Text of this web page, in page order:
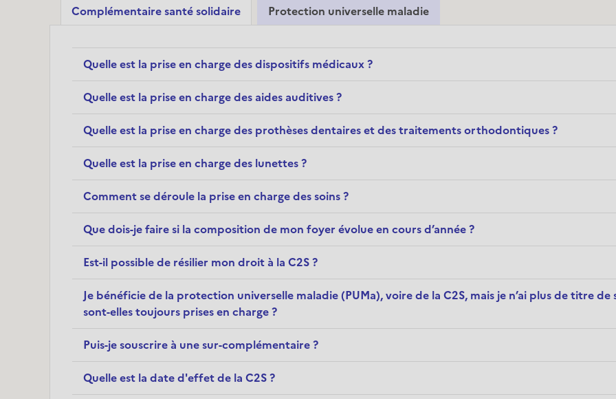
Complémentaire santé solidaire Protection universelle maladie
Quelle est la prise en charge des dispositifs médicaux ?
Quelle est la prise en charge des aides auditives ?
Quelle est la prise en charge des prothèses dentaires et des traitements orthodontiques ?
Quelle est la prise en charge des lunettes ?
Comment se déroule la prise en charge des soins ?
Que dois-je faire si la composition de mon foyer évolue en cours d’année ?
Est-il possible de résilier mon droit à la C2S ?
Je bénéficie de la protection universelle maladie (PUMa), voire de la C2S, mais je n’ai plus de titre
sont-elles toujours prises en charge ?
Puis-je souscrire à une sur-complémentaire ?
Quelle est la date d'effet de la C2S ?